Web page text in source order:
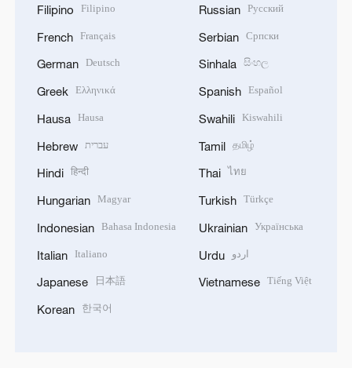
Filipino Filipino
French Français
German Deutsch
Greek Ελληνικά
Hausa Hausa
Hebrew עברית
Hindi हिन्दी
Hungarian Magyar
Indonesian Bahasa Indonesia
Italian Italiano
Japanese 日本語
Korean 한국어
Russian Русский
Serbian Српски
Sinhala සිංහල
Spanish Español
Swahili Kiswahili
Tamil தமிழ்
Thai ไทย
Turkish Türkçe
Ukrainian Українська
Urdu اردو
Vietnamese Tiếng Việt